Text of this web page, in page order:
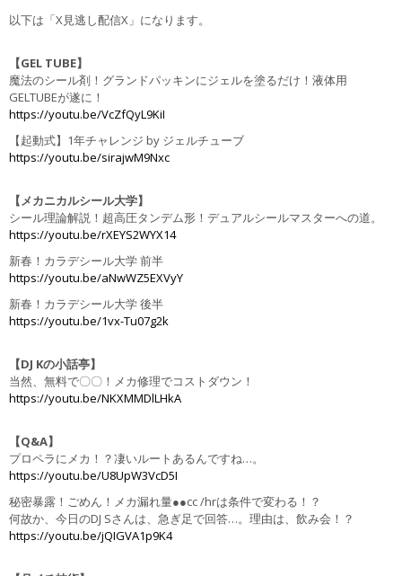
以下は「X見逃し配信X」になります。
【GEL TUBE】
魔法のシール剤！グランドパッキンにジェルを塗るだけ！液体用
GELTUBEが遂に！
https://youtu.be/VcZfQyL9KiI
【起動式】1年チャレンジ by ジェルチューブ
https://youtu.be/sirajwM9Nxc
【メカニカルシール大学】
シール理論解説！超高圧タンデム形！デュアルシールマスターへの道。
https://youtu.be/rXEYS2WYX14
新春！カラデシール大学 前半
https://youtu.be/aNwWZ5EXVyY
新春！カラデシール大学 後半
https://youtu.be/1vx-Tu07g2k
【DJ Kの小話亭】
当然、無料で〇〇！メカ修理でコストダウン！
https://youtu.be/NKXMMDlLHkA
【Q&A】
プロペラにメカ！？凄いルートあるんですね…。
https://youtu.be/U8UpW3VcD5I
秘密暴露！ごめん！メカ漏れ量●●cc /hrは条件で変わる！？
何故か、今日のDJ Sさんは、急ぎ足で回答…。理由は、飲み会！？
https://youtu.be/jQIGVA1p9K4